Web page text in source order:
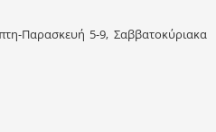
Παρασκευή 5-9, Σαββατοκύριακα